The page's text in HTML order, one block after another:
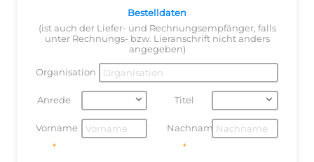
Bestelldaten
(ist auch der Liefer- und Rechnungsempfänger, falls
unter Rechnungs- bzw. Lieranschrift nicht anders
angegeben)
Organisation
Anrede Titel
Vorname Nachname